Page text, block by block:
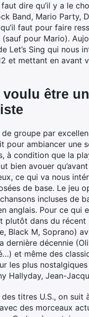
dire qu’il y a le
Band, Mario Party,
faut pour faire
pour Mario).
Let’s Sing qui nous
et mettant en avant
voulu être un
groupe par
pour ambiancer une
à condition que la
bien avouer
ce qui va nous
de base. Le jeu
incluses de
anglais. Pour ce qui
plutôt dans du récent
Black M, Soprano)
dernière décennie
et même des
les plus
Hallyday, Jean-
titres U.S., on suit
des morceaux